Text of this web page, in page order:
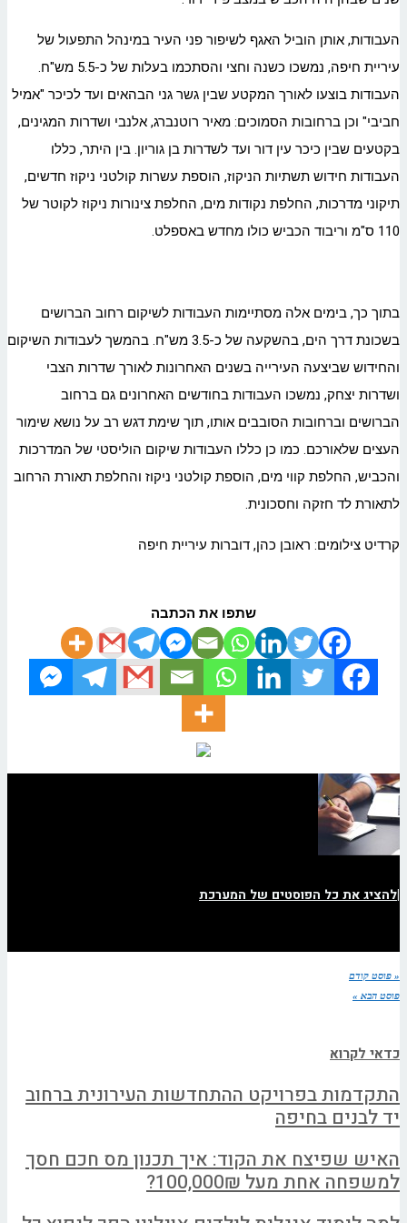
העבודות, אותן הוביל האגף לשיפור פני העיר במינהל התפעול של
עיריית חיפה, נמשכו כשנה וחצי והסתכמו בעלות של כ-5.5 מש"ח.
העבודות בוצעו לאורך המקטע שבין גשר גני הבהאים ועד לכיכר "אמיל
חביבי" וכן ברחובות הסמוכים: מאיר רוטנברג, אלנבי ושדרות המגינים,
בקטעים שבין כיכר עין דור ועד לשדרות בן גוריון. בין היתר, כללו
העבודות חידוש תשתיות הניקוז, הוספת עשרות קולטני ניקוז חדשים,
תיקוני מדרכות, החלפת נקודות מים, החלפת צינורות ניקוז לקוטר של
110 ס"מ וריבוד הכביש כולו מחדש באספלט.
בתוך כך, בימים אלה מסתיימות העבודות לשיקום רחוב הברושים
בשכונת דרך הים, בהשקעה של כ-3.5 מש"ח. בהמשך לעבודות השיקום
והחידוש שביצעה העירייה בשנים האחרונות לאורך שדרות הצבי
ושדרות יצחק, נמשכו העבודות בחודשים האחרונים גם ברחוב
הברושים וברחובות הסובבים אותו, תוך שימת דגש רב על נושא שימור
העצים שלאורכם. כמו כן כללו העבודות שיקום הוליסטי של המדרכות
והכביש, החלפת קווי מים, הוספת קולטני ניקוז והחלפת תאורת הרחוב
לתאורת לד חזקה וחסכונית.
קרדיט צילומים: ראובן כהן, דוברות עיריית חיפה
שתפו את הכתבה
|להציג את כל הפוסטים של המערכת
« פוסט קודם
פוסט הבא »
כדאי לקרוא
התקדמות בפרויקט ההתחדשות העירונית ברחוב
יד לבנים בחיפה
האיש שפיצח את הקוד: איך תכנון מס חכם חסך
למשפחה אחת מעל 100,000₪?